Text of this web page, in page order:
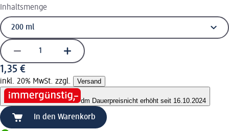
Inhaltsmenge
1,35 €
inkl. 20% MwSt. zzgl. Versand
dm Dauerpreisnicht erhöht seit 16.10.2024
In den Warenkorb